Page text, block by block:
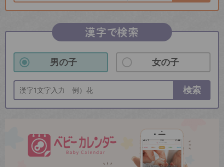
漢字で検索
男の子 女の子
検索